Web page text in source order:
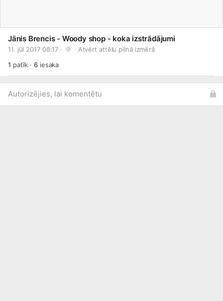
Jānis Brencis - Woody shop - koka izstrādājumi
11. jūl 2017 08:17 · · Atvērt attēlu pilnā izmērā
1 patīk ·6iesaka
Autorizējies, lai komentētu